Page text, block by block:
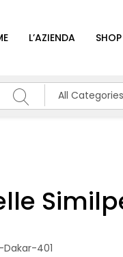
L’AZIENDA SHOP
All Categories
401